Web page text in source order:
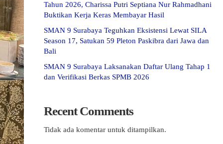
Tahun 2026, Charissa Putri Septiana Nur Rahmadhani
Buktikan Kerja Keras Membayar Hasil
SMAN 9 Surabaya Teguhkan Eksistensi Lewat SILA
Season 17, Satukan 59 Pleton Paskibra dari Jawa dan
Bali
SMAN 9 Surabaya Laksanakan Daftar Ulang Tahap 1
dan Verifikasi Berkas SPMB 2026
Recent Comments
Tidak ada komentar untuk ditampilkan.